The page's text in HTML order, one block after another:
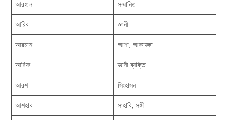
আরহান সম্মানিত
আরিব জ্ঞানী
আরমান আশা, আকাঙ্ক্ষা
আরিফ জ্ঞানী ব্যক্তি
আরশ সিংহাসন
আশহাব সাহাবি, সঙ্গী